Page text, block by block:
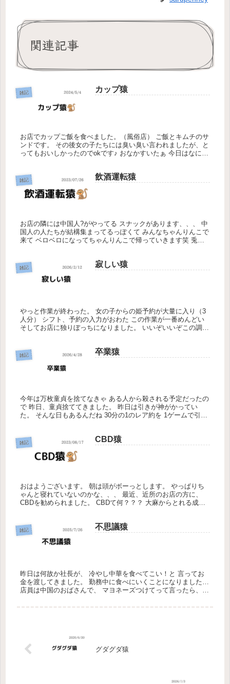
関連記事
雑記 カップ猿
お店でカップご飯を食べました。（風俗店） ご飯とキムチのサ
ンドです。 その後女の子たちには臭い臭い言われましたが、と
ってもおいしかったのでokです♪ おなかすいたぁ 今日はなにを
雑記 飲酒運転猿
お店の隣には中国人?がやってる スナックがあります、、、 中
国人の人たちが結構集まってるっぽくて みんなちゃんりんこで
来て ベロベロになってちゃんりんこで帰っていきます笑 兎に
雑記 寂しい猿
やっと作業が終わった。 女の子からの姫予約が大量に入り（3
人分） シフト、予約の入力がおわた この作業が一番めんどい
そしてお店に独りぼっちになりました。 いいぞいいぞこの調子
雑記 卒業猿
今年は万枚童貞を捨てなきゃ ある人から殺される予定だったの
で 昨日、童貞捨ててきました。 昨日は引きが神がかってい
た。 そんな日もあるんだね 30分の1のレア約を 1ゲームで引く
雑記 CBD猿
おはようございます。 朝は頭がボーっとします。 やっぱりち
ゃんと寝れていないのかな、、、 最近、近所のお店の方に、
CBDを勧められました。 CBDて何？？？ 大麻からとれる成分
雑記 不思議猿
昨日は何故か社長が、 冷やし中華を食べてこい！と 言ってお
金を渡してきました。 勤務中に食べにいくことになりました…
店員は中国のおばさんで、 マヨネーズつけてって言ったら、
グダグダ猿